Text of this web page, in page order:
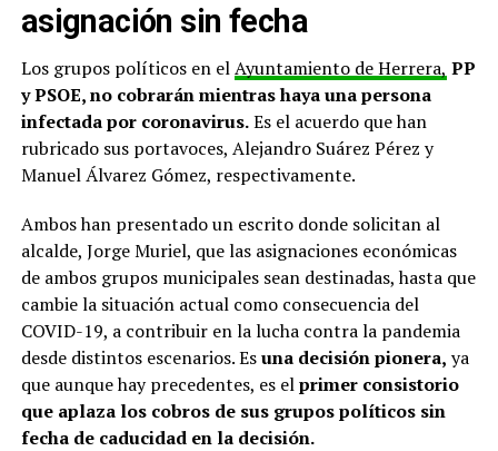
asignación sin fecha
Los grupos políticos en elAyuntamiento de Herrera, PP
y PSOE, no cobrarán mientras haya una persona
infectada por coronavirus.Es el acuerdo que han
rubricado sus portavoces, Alejandro Suárez Pérez y
Manuel Álvarez Gómez, respectivamente.
Ambos han presentado un escrito donde solicitan al
alcalde, Jorge Muriel, que las asignaciones económicas
de ambos grupos municipales sean destinadas, hasta que
cambie la situación actual como consecuencia del
COVID-19, a contribuir en la lucha contra la pandemia
desde distintos escenarios. Esuna decisión pionera, ya
que aunque hay precedentes, es elprimer consistorio
que aplaza los cobros de sus grupos políticos sin
fecha de caducidad en la decisión.